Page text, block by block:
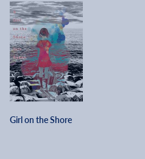
Girl on the Shore